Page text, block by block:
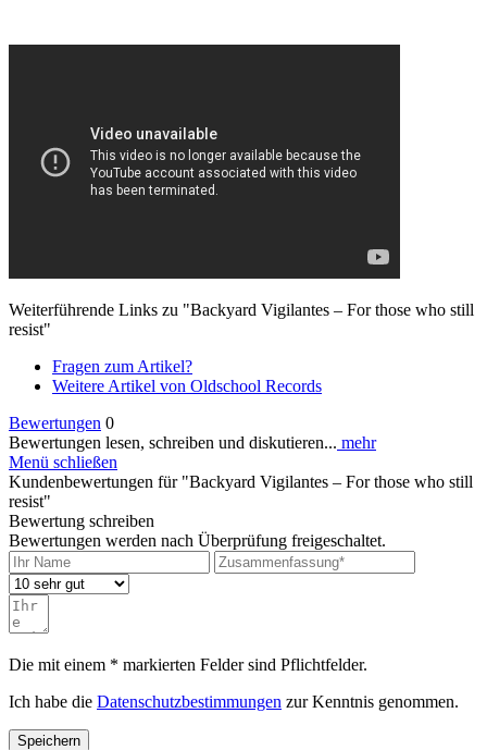
Weiterführende Links zu "Backyard Vigilantes – For those who still
resist"
Fragen zum Artikel?
Weitere Artikel von Oldschool Records
Bewertungen 0
Bewertungen lesen, schreiben und diskutieren... mehr
Menü schließen
Kundenbewertungen für "Backyard Vigilantes – For those who still
resist"
Bewertung schreiben
Bewertungen werden nach Überprüfung freigeschaltet.
Die mit einem * markierten Felder sind Pflichtfelder.
Ich habe die Datenschutzbestimmungen zur Kenntnis genommen.
Speichern